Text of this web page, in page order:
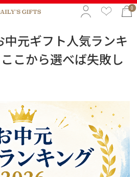
0
中元ギフト人気ランキ
こから選べば失敗し